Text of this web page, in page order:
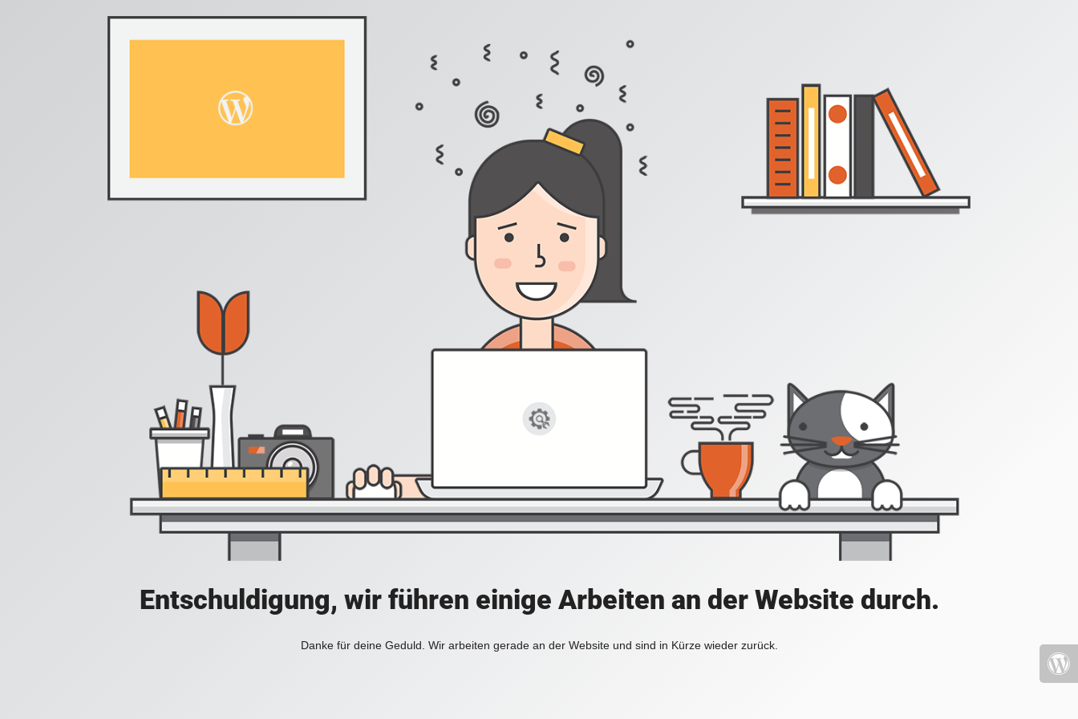
Entschuldigung, wir führen einige Arbeiten an der Website durch.
Danke für deine Geduld. Wir arbeiten gerade an der Website und sind in Kürze wieder zurück.